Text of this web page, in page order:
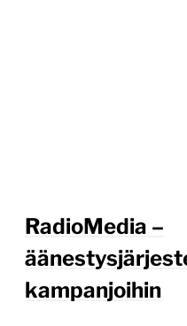
RadioMedia –
kampanjoihin